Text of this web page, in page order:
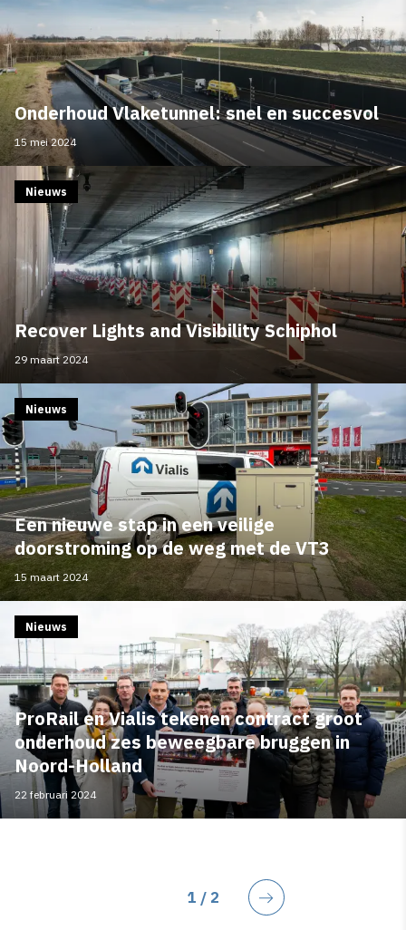
Onderhoud Vlaketunnel: snel en succesvol
15 mei 2024
Recover Lights and Visibility Schiphol
Nieuws
29 maart 2024
Een nieuwe stap in een veilige
doorstroming op de weg met de VT3
Nieuws
15 maart 2024
ProRail en Vialis tekenen contract groot
onderhoud zes beweegbare bruggen in
Noord-Holland
Nieuws
22 februari 2024
Huidige pagina
1 / 2
Volgende